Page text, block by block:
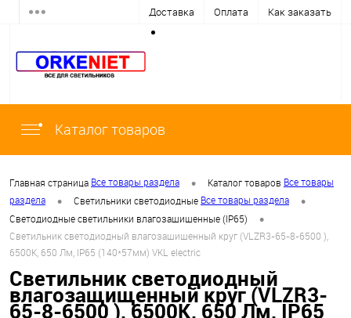
Доставка Оплата Как заказать
Каталог товаров
Главная страница Все товары раздела • Каталог товаров Все товары
раздела
• Светильники светодиодные Все товары раздела •
Светодиодные светильники влагозащищенные (IP65) •
Светильник светодиодный влагозащищенный круг (VLZR3-65-8-6500 ),
6500К, 650 Лм, IP65 (140*57мм) VKL electric
Светильник светодиодный
влагозащищенный круг (VLZR3-
65-8-6500 ), 6500К, 650 Лм, IP65